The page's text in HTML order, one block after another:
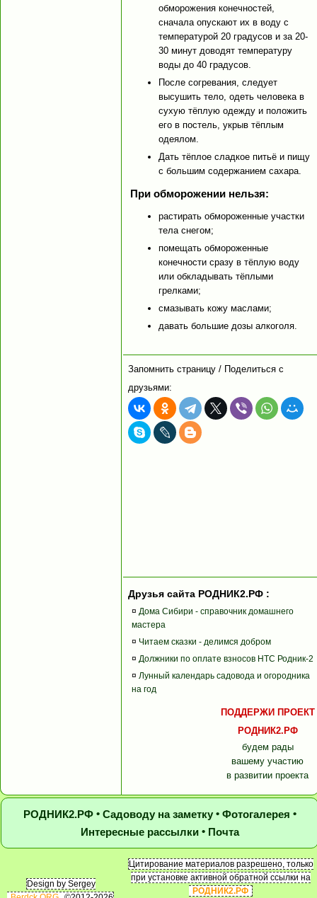
обморожения конечностей,
сначала опускают их в воду с
температурой 20 градусов и за 20-
30 минут доводят температуру
воды до 40 градусов.
После согревания, следует
высушить тело, одеть человека в
сухую тёплую одежду и положить
его в постель, укрыв тёплым
одеялом.
Дать тёплое сладкое питьё и пищу
с большим содержанием сахара.
При обморожении нельзя:
растирать обмороженные участки
тела снегом;
помещать обмороженные
конечности сразу в тёплую воду
или обкладывать тёплыми
грелками;
смазывать кожу маслами;
давать большие дозы алкоголя.
Запомнить страницу / Поделиться с
друзьями:
Друзья сайта РОДНИК2.РФ :
¤ Дома Сибири - справочник домашнего
мастера
¤ Читаем сказки - делимся добром
¤ Должники по оплате взносов НТС Родник-2
¤ Лунный календарь садовода и огородника
на год
ПОДДЕРЖИ ПРОЕКТ
РОДНИК2.РФ
будем рады
вашему участию
в развитии проекта
РОДНИК2.РФ • Садоводу на заметку• Фотогалерея •
Интересные рассылки• Почта
Design by Sergey
Цитирование материалов разрешено, только
при установке активной обратной ссылки на
РОДНИК2.РФ